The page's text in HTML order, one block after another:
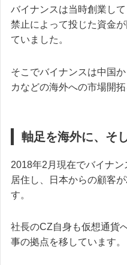
バイナンスは当時創業し
禁止によって投じた資金
ていました。
そこでバイナンスは中国
カなどの海外への市場開拓
軸足を海外に、そ
2018年2月現在でバイナ
居住し、日本からの顧客
す。
社長のCZ自身も仮想通貨
事の拠点を移しています。